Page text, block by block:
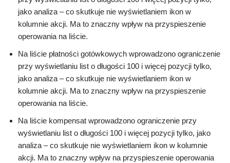
jako analiza – co skutkuje nie wyświetlaniem ikon w
kolumnie akcji. Ma to znaczny wpływ na przyspieszenie
operowania na liście.
Na liście płatności gotówkowych wprowadzono ograniczenie
przy wyświetlaniu list o długości 100 i więcej pozycji tylko,
jako analiza – co skutkuje nie wyświetlaniem ikon w
kolumnie akcji. Ma to znaczny wpływ na przyspieszenie
operowania na liście.
Na liście kompensat wprowadzono ograniczenie przy
wyświetlaniu list o długości 100 i więcej pozycji tylko, jako
analiza – co skutkuje nie wyświetlaniem ikon w kolumnie
akcji. Ma to znaczny wpływ na przyspieszenie operowania